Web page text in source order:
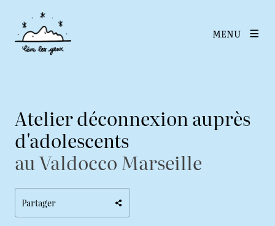
MENU
Atelier déconnexion auprès
d'adolescents
au Valdocco Marseille
Partager